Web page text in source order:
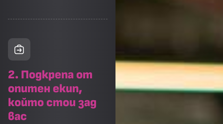
2. Подкрепа от
опитен екип,
който стои зад
вас